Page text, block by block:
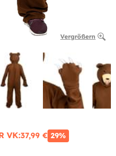
Vergrößern
VK:37,99 € 29%